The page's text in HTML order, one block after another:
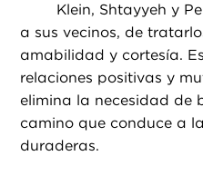
Klein, Shtayyeh y
a sus vecinos, de
amabilidad y cortesía.
relaciones positivas y
elimina la necesidad de
camino que conduce a
duraderas.